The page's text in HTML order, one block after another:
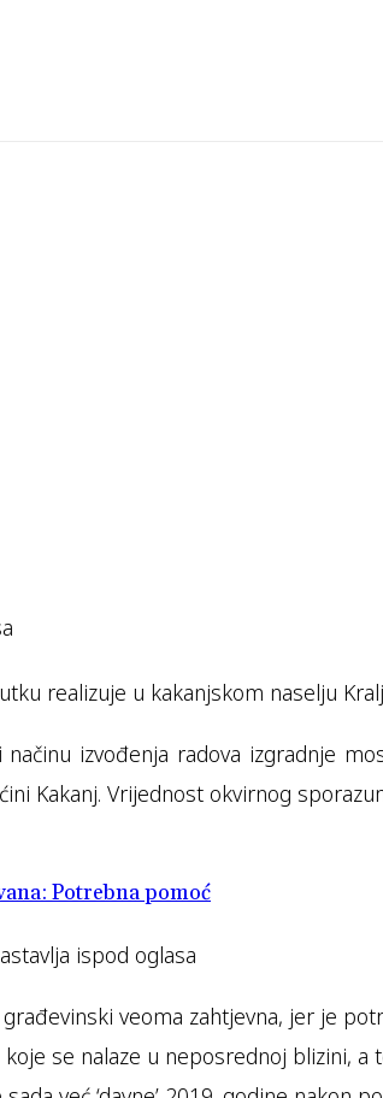
realizuje u kakanjskom naselju
izvođenja radova izgradnje
Kakanj. Vrijednost okvirnog
Potrebna pomoć
ispod oglasa
veoma zahtjevna, jer je
se nalaze u neposrednoj blizini, a